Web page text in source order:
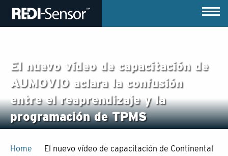
El nuevo vídeo de capacitación de
AUMOVIO aclara la confusión
entre el reaprendizaje y la
programación de TPMS
Home
El nuevo vídeo de capacitación de Continental